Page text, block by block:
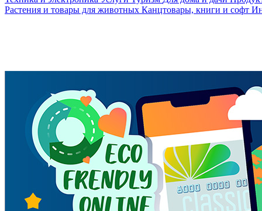
Растения и товары для животных Канцтовары, книги и софт